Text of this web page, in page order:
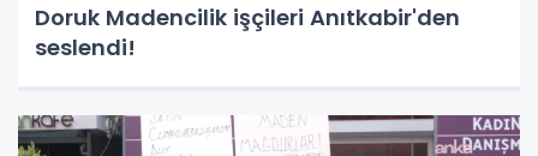
Doruk Madencilik işçileri Anıtkabir'den
seslendi!